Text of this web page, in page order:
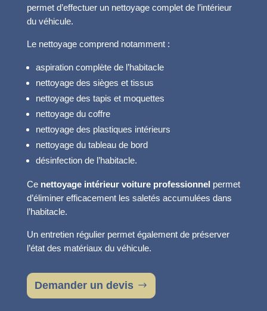
permet d’effectuer un nettoyage complet de l’intérieur
du véhicule.
Le nettoyage comprend notamment :
aspiration complète de l’habitacle
nettoyage des sièges et tissus
nettoyage des tapis et moquettes
nettoyage du coffre
nettoyage des plastiques intérieurs
nettoyage du tableau de bord
désinfection de l’habitacle.
Ce nettoyage intérieur voiture professionnel permet
d’éliminer efficacement les saletés accumulées dans
l’habitacle.
Un entretien régulier permet également de préserver
l’état des matériaux du véhicule.
Demander un devis